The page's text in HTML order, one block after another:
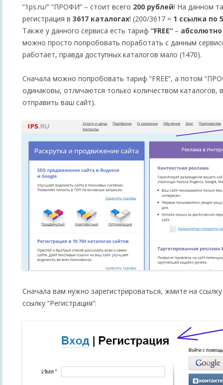
“1ps.ru/” “ПРОФИ” – стоит всего 200 рублей! На данном
регистрация в 3617 каталогах! (200/3617 = 1 ссылка по
Также у данного сервиса есть тариф “FREE” –
можно просто попробовать поработать с данным
работает, правда доступных каталогов мало (1470).
Сначала можно попробовать тариф “FREE”, а потом
одинаковы, отличаются только количеством
отправить ваш сайт).
Сначала вам нужно зарегистрироваться, жмите на
ссылку “Регистрация”: